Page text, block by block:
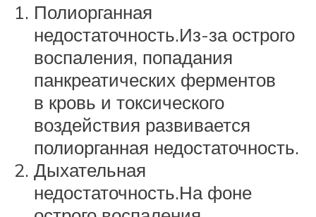
Полиорганная
недостаточность.Из-за острого
воспаления, попадания
панкреатических ферментов
в кровь и токсического
воздействия развивается
полиорганная недостаточность.
Дыхательная
недостаточность.На фоне